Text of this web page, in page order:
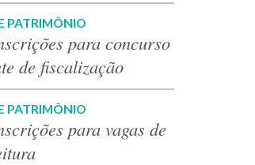
PATRIMÔNIO
para concurso
de fiscalização
PATRIMÔNIO
para vagas de